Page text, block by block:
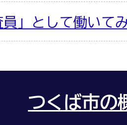
員」として働いて
つくば市の